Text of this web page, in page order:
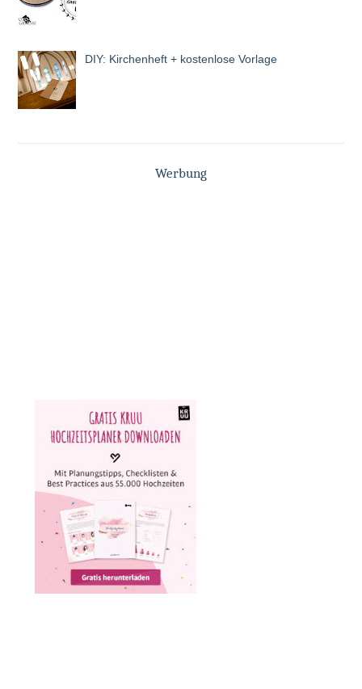
DIY: Kirchenheft + kostenlose Vorlage
Werbung